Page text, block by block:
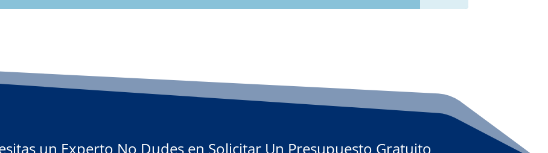
un Experto No Dudes en Solicitar Un Presupuesto Gratuito